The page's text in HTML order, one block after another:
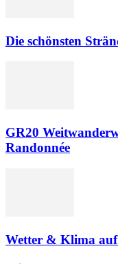
Die schönsten
GR20
Randonnée
Wetter & Klima